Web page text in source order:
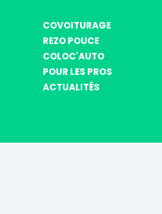
COVOITURAGE
REZO POUCE
COLOC'AUTO
POUR LES PROS
ACTUALITÉS